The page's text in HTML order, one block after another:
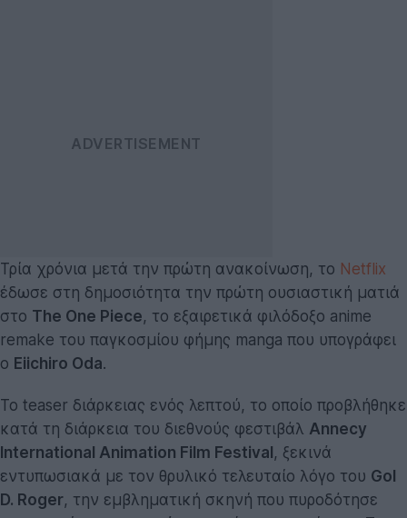
Τρία χρόνια μετά την πρώτη ανακοίνωση, το Netflix
έδωσε στη δημοσιότητα την πρώτη ουσιαστική ματιά
στο The One Piece, το εξαιρετικά φιλόδοξο anime
remake του παγκοσμίου φήμης manga που υπογράφει
ο Eiichiro Oda.
Το teaser διάρκειας ενός λεπτού, το οποίο προβλήθηκε
κατά τη διάρκεια του διεθνούς φεστιβάλ Annecy
International Animation Film Festival , ξεκινά
εντυπωσιακά με τον θρυλικό τελευταίο λόγο του Gol
D. Roger, την εμβληματική σκηνή που πυροδότησε